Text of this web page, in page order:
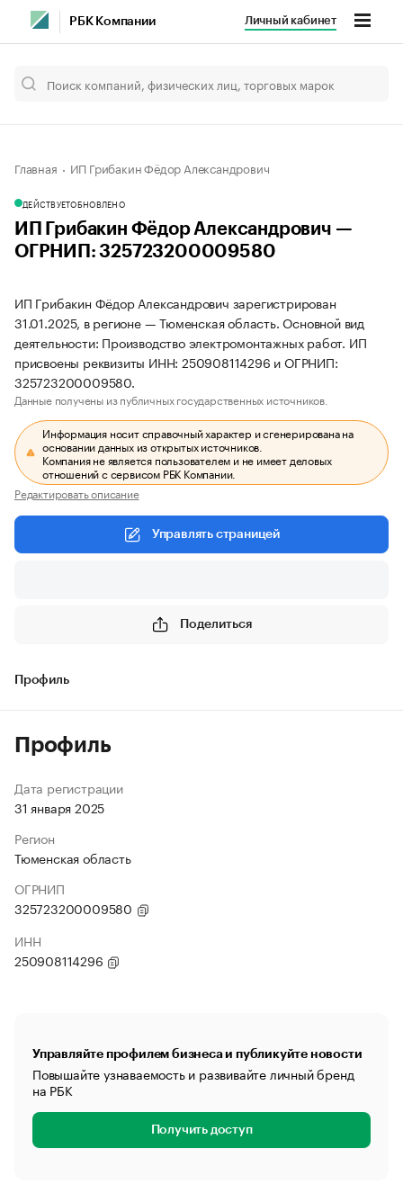
РБК Компании Личный кабинет
Главная ИП Грибакин Фёдор Александрович
ДЕЙСТВУЕТОБНОВЛЕНО
ИП Грибакин Фёдор Александрович —
ОГРНИП: 325723200009580
ИП Грибакин Фёдор Александрович зарегистрирован
31.01.2025, в регионе — Тюменская область. Основной вид
деятельности: Производство электромонтажных работ. ИП
присвоены реквизиты ИНН: 250908114296 и ОГРНИП:
325723200009580.
Данные получены из публичных государственных источников.
Информация носит справочный характер и сгенерирована на
основании данных из открытых источников.
Компания не является пользователем и не имеет деловых
отношений с сервисом РБК Компании.
Редактировать описание
Управлять страницей
Поделиться
Профиль
Профиль
Дата регистрации
31 января 2025
Регион
Тюменская область
ОГРНИП
325723200009580
ИНН
250908114296
Управляйте профилем бизнеса и публикуйте новости
Повышайте узнаваемость и развивайте личный бренд
на РБК
Получить доступ